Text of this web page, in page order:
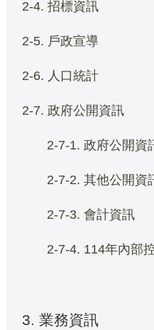
2-4. 招標資訊
2-5. 戶政宣導
2-6. 人口統計
2-7. 政府公開資訊
2-7-1. 政府公開資
2-7-2. 其他公開資
2-7-3. 會計資訊
2-7-4. 114年內部
3. 業務資訊